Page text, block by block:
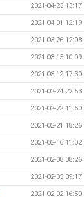
2021-04-23 13:17
2021-04-01 12:19
2021-03-26 12:08
2021-03-15 10:09
2021-03-12 17:30
2021-02-24 22:53
2021-02-22 11:50
2021-02-21 18:26
2021-02-16 11:02
2021-02-08 08:26
2021-02-05 09:17
2021-02-02 16:50